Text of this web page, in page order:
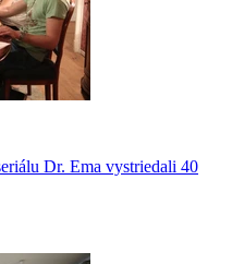
Dr. Ema vystriedali 40